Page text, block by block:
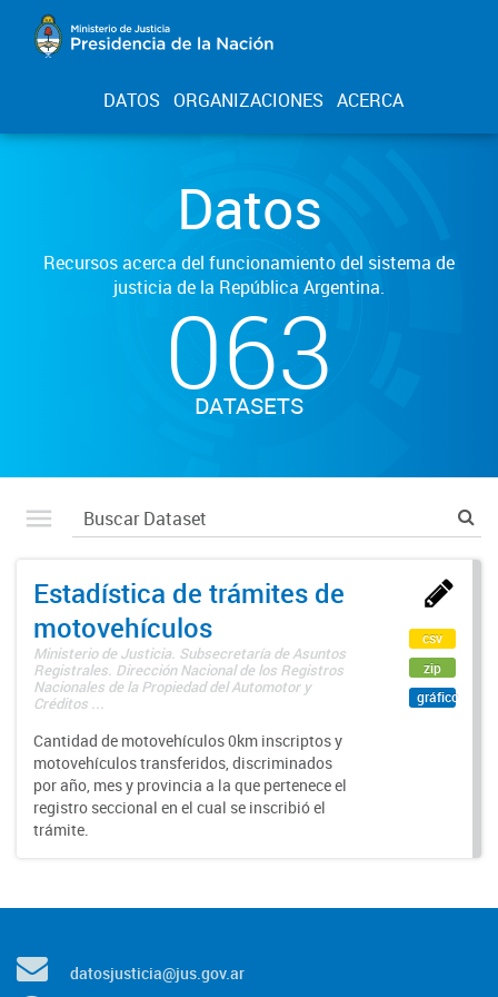
DATOS ORGANIZACIONES ACERCA
Datos
Recursos acerca del funcionamiento del sistema de
justicia de la República Argentina.
063
DATASETS
Estadística de trámites de
motovehículos
Ministerio de Justicia. Subsecretaría de Asuntos
Registrales. Dirección Nacional de los Registros
Nacionales de la Propiedad del Automotor y
Créditos ...
Cantidad de motovehículos 0km inscriptos y
motovehículos transferidos, discriminados
por año, mes y provincia a la que pertenece el
registro seccional en el cual se inscribió el
trámite.
csv
zip
gráfico
datosjusticia@jus.gov.ar